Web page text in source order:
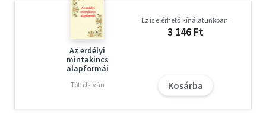
Az erdélyi
mintakincs
alapformái
Tóth István
Ez is elérhető kínálatunkban:
3 146 Ft
Kosárba